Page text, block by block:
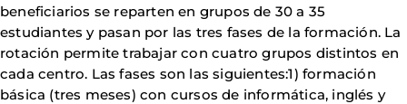
beneficiarios se reparten en grupos de 30 a 35
estudiantes y pasan por las tres fases de la formación. La
rotación permite trabajar con cuatro grupos distintos en
cada centro. Las fases son las siguientes:1) formación
básica (tres meses) con cursos de informática, inglés y